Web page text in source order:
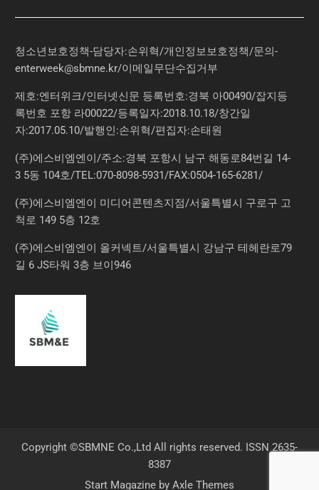
청소년보호정책-담당자:손위혁/개인정보보호정책/문의-
enterweek@sbmne.kr/이메일무단수집거부
제호:엔터위크/인터넷신문 등록번호:경북 아00490/잡지등
록번호 포항 라00022/등록일자:2018.10.18/창간일
자:2017.05.10/발행인:손위혁/편집자:손태원
(주)에스비엠엔이/주소:경북 포항시 남구 해동로84번길 14-
3 5동 104호/TEL:070-8098-5931/FAX:0504-165-6281/
(주)에스비엠엔이 미디어콘텐츠지점/서울특별시 구로구 고
척로 149 5층 12호
(주)에스비엠엔이 올커넥트/서울특별시 강남구 테헤란로79
길 6 JS타워 3층 브이946
Copyright ©SBMNE Co.,Ltd All rights reserved. ISSN 2635-
8387
Start Magazine by Axle Themes